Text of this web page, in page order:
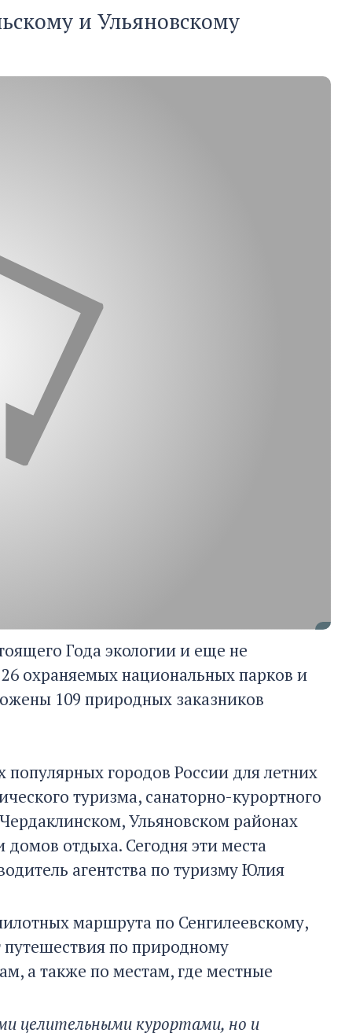
и Ульяновскому
Года экологии и еще не
охраняемых национальных парков и
109 природных заказников
городов России для летних
туризма, санаторно-курортного
Ульяновском районах
домов отдыха. Сегодня эти места
агентства по туризму Юлия
маршрута по Сенгилеевскому,
по природному
а также по местам, где местные
целительными курортами, но и